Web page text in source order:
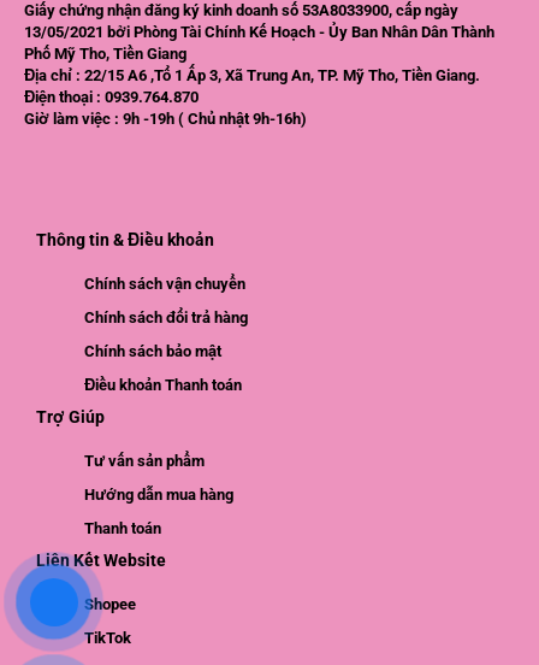
Giấy chứng nhận đăng ký kinh doanh số 53A8033900, cấp ngày
13/05/2021 bởi Phòng Tài Chính Kế Hoạch - Ủy Ban Nhân Dân Thành
Phố Mỹ Tho, Tiền Giang
Địa chỉ : 22/15 A6 ,Tổ 1 Ấp 3, Xã Trung An, TP. Mỹ Tho, Tiền Giang.
Điện thoại : 0939.764.870
Giờ làm việc : 9h -19h ( Chủ nhật 9h-16h)
Thông tin & Điều khoản
Chính sách vận chuyển
Chính sách đổi trả hàng
Chính sách bảo mật
Điều khoản Thanh toán
Trợ Giúp
Tư vấn sản phẩm
Hướng dẫn mua hàng
Thanh toán
Liên Kết Website
Shopee
TikTok